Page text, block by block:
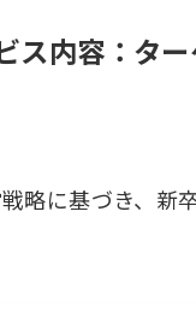
ス内容：タ
略に基づき、新